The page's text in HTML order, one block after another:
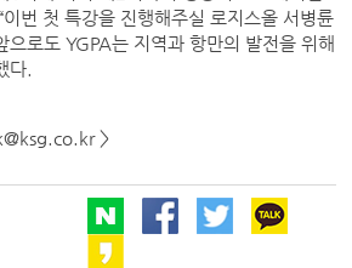
이번 첫 특강을 진행해주실 로지스올 서병륜
으로도 YGPA는 지역과 항만의 발전을 위해
다.
>